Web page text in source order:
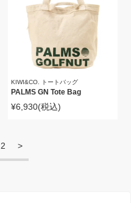
KIWI&CO. トートバッグ
PALMS GN Tote Bag
¥6,930(税込)
2 >